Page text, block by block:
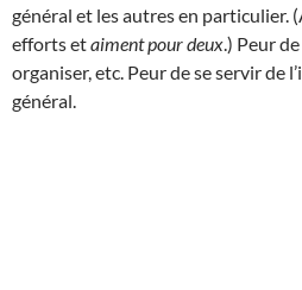
général et les autres en particulier.
efforts etaiment pour deux.) Peur
organiser, etc. Peur de se servir de
général.